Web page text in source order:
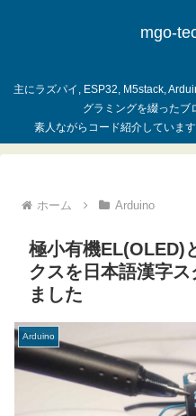
mgo-
主にラズパイ, ESP32, M5stack,
グラミングを綴ったブ
ホーム Arduino
極小有機EL(OLED)
クスを日本語漢字
ました
Arduino